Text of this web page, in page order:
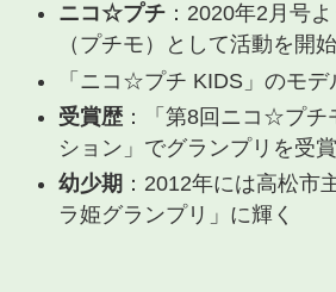
ニコ☆プチ ：2020年2月号
（プチモ）として活動を開始
「ニコ☆プチ KIDS」のモデ
受賞歴 ：「第8回ニコ☆プチ
ション」でグランプリを受賞
幼少期 ：2012年には高松市
ラ姫グランプリ」に輝く